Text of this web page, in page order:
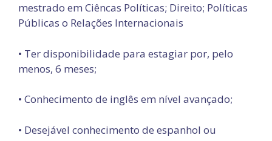
mestrado em Ciêncas Políticas; Direito; Políticas
Públicas o Relações Internacionais
• Ter disponibilidade para estagiar por, pelo
menos, 6 meses;
• Conhecimento de inglês em nível avançado;
• Desejável conhecimento de espanhol ou